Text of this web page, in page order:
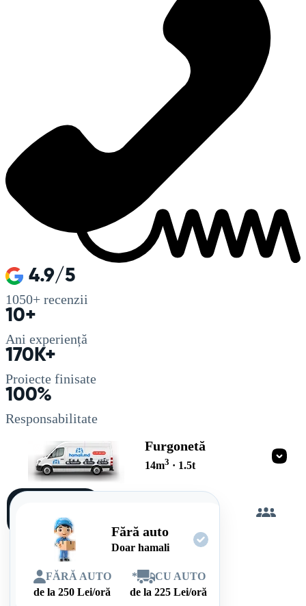
4.9/5
1050+ recenzii
10+
Ani experiență
170K+
Proiecte finisate
100%
Responsabilitate
Furgonetă
14m3 · 1.5t
Fără auto
Doar hamali
FĂRĂ AUTO
de la250 Lei/oră
*
CU AUTO
de la225 Lei/oră
singur